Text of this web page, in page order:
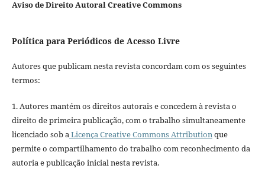
Aviso de Direito Autoral Creative Commons
Política para Periódicos de Acesso Livre
Autores que publicam nesta revista concordam com os seguintes
termos:
1. Autores mantém os direitos autorais e concedem à revista o
direito de primeira publicação, com o trabalho simultaneamente
licenciado sob aLicença Creative Commons Attributionque
permite o compartilhamento do trabalho com reconhecimento da
autoria e publicação inicial nesta revista.